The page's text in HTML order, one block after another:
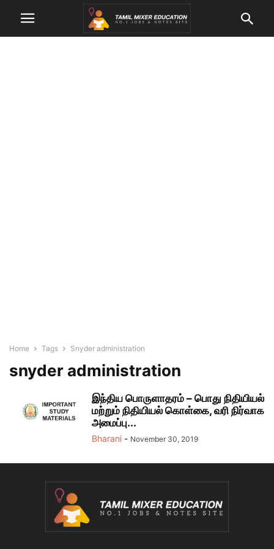
Home Tags Snyder administration
snyder administration
இந்திய பொருளாதரம் – பொது நிதியியல்
மற்றும் நிதியியல் கொள்கை, வரி நிர்வாக
அமைப்பு...
Bharani - November 30, 2019